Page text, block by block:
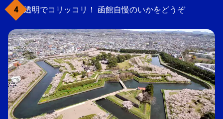
透明でコリッコリ！ 函館自慢のいかをどうぞ